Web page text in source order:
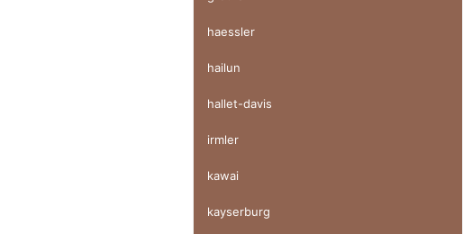
haessler
hailun
hallet-davis
irmler
kawai
kayserburg